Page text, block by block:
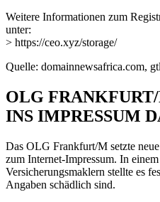
Weitere Informationen zum
unter:
> https://ceo.xyz/storage/
Quelle: domainnewsafrica.com,
OLG
INS IMPRESSUM
Das OLG Frankfurt/M setzte
zum Internet-Impressum. In
Versicherungsmaklern stellte es
Angaben schädlich sind.